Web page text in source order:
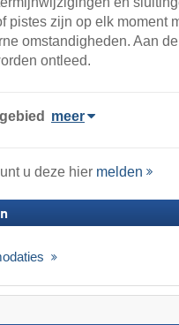
pistes zijn op elk moment
omstandigheden. Aan
ontleed.
meer
u deze hier melden